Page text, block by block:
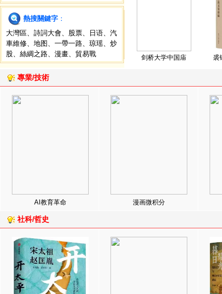
熱搜關鍵字 ：
大灣區
詩詞大會 股票 日语
汽
車維修
地图 一帶一路 琼瑶
炒
股
絲綢之路 漫畫 貿易戰 剑桥大学中国庙 裘
專業/技術
AI教育革命 漫画微积分
社科/哲史